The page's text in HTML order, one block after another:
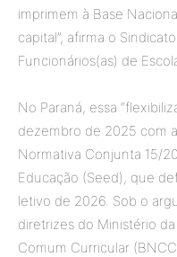
imprimem à Base
capital”, afirma o
Funcionários(as) de
No Paraná, essa
dezembro de 2025 com
Normativa Conjunta 15/
Educação (Seed), que
letivo de 2026. Sob o
diretrizes do Ministério
Comum Curricular